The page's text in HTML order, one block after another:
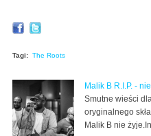
Tagi: The Roots
Malik B R.I.P. -
Smutne wieści
oryginalnego
Malik B nie